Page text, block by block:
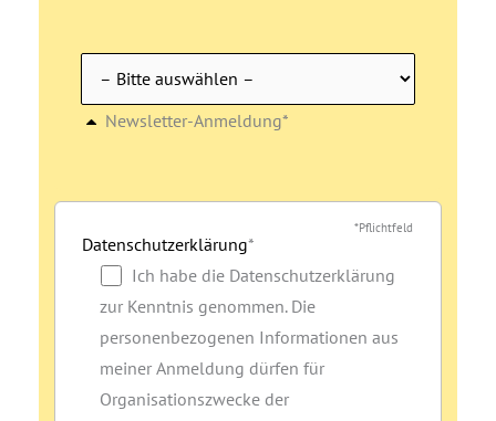
Newsletter-Anmeldung*
*Pflichtfeld
Datenschutzerklärung*
Ich habe die Datenschutzerklärung
zur Kenntnis genommen. Die
personenbezogenen Informationen aus
meiner Anmeldung dürfen für
Organisationszwecke der